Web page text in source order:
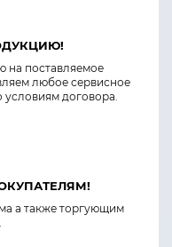
на поставляемое
любое сервисное
условиям договора.
а также торгующим